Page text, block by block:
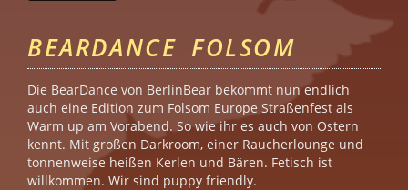
BEARDANCE FOLSOM
D ie BearDance von BerlinBear bekommt nun endlich
auch eine Edition zum Folsom Europe Straßenfest als
Warm up am Vorabend. So wie ihr es auch von Ostern
kennt. Mit großen Darkroom, einer Raucherlounge und
tonnenweise heißen Kerlen und Bären. Fetisch ist
willkommen. Wir sind puppy friendly.